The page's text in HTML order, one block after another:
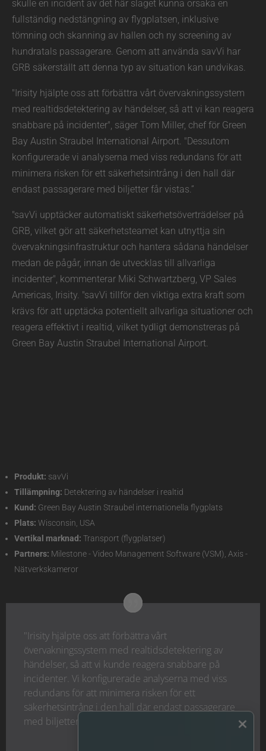
skulle en incident av det här slaget kunna orsaka en
fullständig nedstängning av flygplatsen, inklusive
tömning och skanning av hallen och ny screening av
hundratals passagerare. Genom att använda savVi har
GRB säkerställt att denna typ av situation kan undvikas.
"Irisity hjälpte oss att förbättra vårt övervakningssystem
med realtidsdetektering av händelser, så att vi kan reagera
snabbare på incidenter", säger Tom Miller, chef för Green
Bay Austin Straubel International Airport. "Dessutom
konfigurerade vi analyserna med viss redundans för att
minimera risken för ett säkerhetsintrång i den hall där
endast passagerare med biljetter får vistas.”
"savVi upptäcker automatiskt säkerhetsöverträdelser på
GRB, vilket gör att säkerhetsteamet kan utnyttja sin
övervakningsinfrastruktur och hantera sådana händelser
medan de pågår, innan de utvecklas till allvarliga
incidenter", kommenterar Miki Schwartzberg, VP Sales
Americas, Irisity. "savVi tillför den viktiga extra kraft som
krävs för att upptäcka potentiellt allvarliga situationer och
reagera effektivt i realtid, vilket tydligt demonstreras på
Green Bay Austin Straubel International Airport.
Produkt: savVi
Tillämpning: Detektering av händelser i realtid
Kund: Green Bay Austin Straubel internationella flygplats
Plats: Wisconsin, USA
Vertikal marknad: Transport (flygplatser)
Partners: Milestone - Video Management Software (VSM), Axis -
Nätverkskameror
"Irisity hjälpte oss att förbättra vårt
övervakningssystem med realtidsdetektering av
händelser, så att vi kunde reagera snabbare på
incidenter. Vi konfigurerade analyserna med viss
redundans för att minimera risken för ett
säkerhetsintrång i den hall där endast passagerare
med biljetter får vistas.”
×